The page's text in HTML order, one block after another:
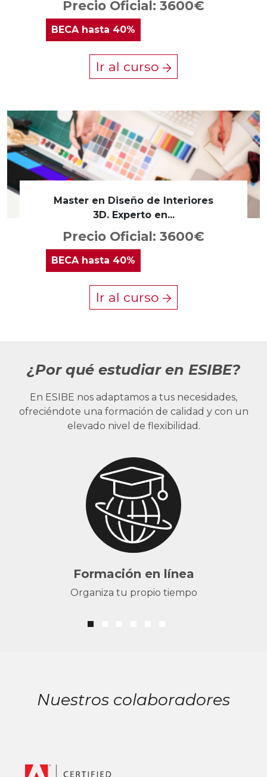
Precio Oficial: 3600€
BECAhasta 40%
Ir al curso
Master en Diseño de Interiores
3D. Experto en...
Precio Oficial: 3600€
BECA hasta 40%
Ir al curso
¿Por qué estudiar en ESIBE?
En ESIBE nos adaptamos a tus necesidades,
ofreciéndote una formación de calidad y con un
elevado nivel de flexibilidad.
Formación en línea
Organiza tu propio tiempo
Nuestros colaboradores